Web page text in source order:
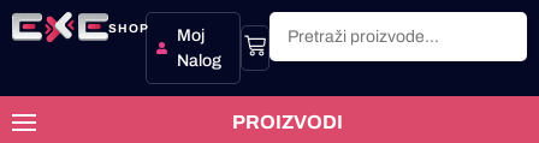
SHOP
Moj
Nalog
PROIZVODI